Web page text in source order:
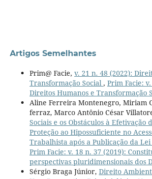
Artigos Semelhantes
Prim@ Facie, v. 21 n. 48 (2022):
Transformação Social , Prim Facie:
Direitos Humanos e Transformação
Aline Ferreira Montenegro, Miriam
ferraz, Marco Antônio César
Sociais e os Obstáculos à Efetivação
Proteção ao Hipossuficiente no
Trabalhista após a Publicação da Lei
Prim Facie: v. 18 n. 37 (2019):
perspectivas pluridimensionais dos
Sérgio Braga Júnior, Direito